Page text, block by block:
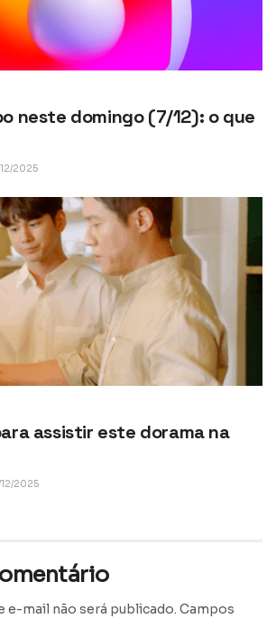
neste domingo (7/12): o que
2025
assistir este dorama na
2025
e-mail não será publicado. Campos